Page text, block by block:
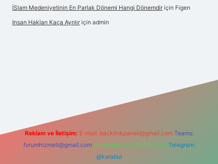
İSlam Medeniyetinin En Parlak Dönemi Hangi Dönemdir için Figen
Insan Hakları Kaça Ayrılır için admin
Reklam ve İletişim: E-mail: backlinkpaneli@gmail.com Teams:
forumhizmeti@gmail.com Whatsapp: 0262 606 0 726 Telegram:
@karabul